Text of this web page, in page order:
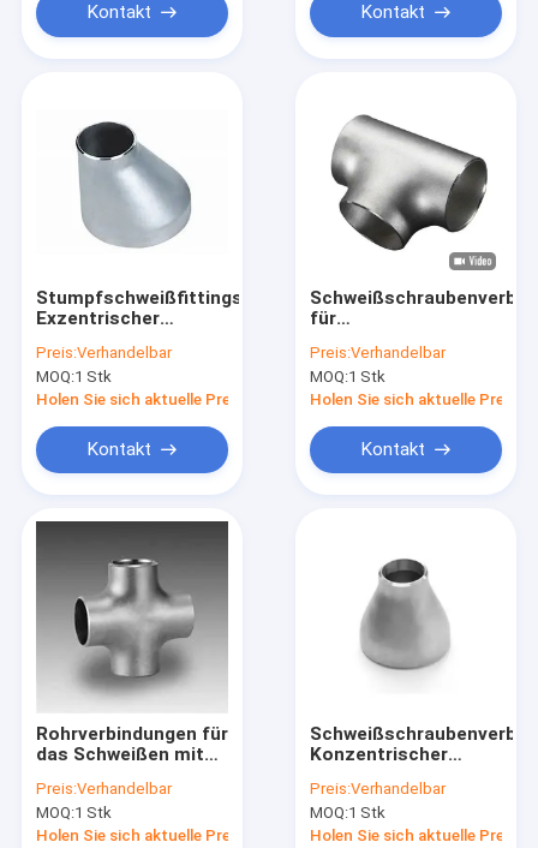
Kontakt Kontakt
Stumpfschweißfittings
Exzentrischer
A815 UNS S32101 1"
Schedule 10 ASME
B16.9 Duplex-
Preis:Verhandelbar
MOQ:1 Stk
Holen Sie sich aktuelle Preis
Kontakt
für
mit
Preis:Verhandelbar
MOQ:1 Stk
Holen Sie sich aktuelle Preis
Kontakt
Rohrverbindungen für
das Schweißen mit
UNS S32101
Preis:Verhandelbar
MOQ:1 Stk
Holen Sie sich aktuelle Preis
Konzentrischer
UNS S31803 2"Liste
10 ASME B16.9
Duplex Edelstahl
Preis:Verhandelbar
MOQ:1 Stk
Holen Sie sich aktuelle Preis